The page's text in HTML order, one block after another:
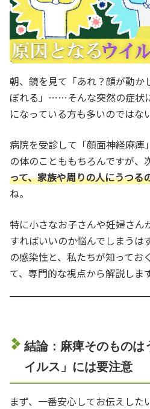
朝、鏡を見て「あれ？顔が動か
ぼれる」……そんな突然の症状
になっている方も多いのではな
病院を受診して「顔面神経麻痺
の体のことももちろんですが、
って、家族や周りの人にうつる
ね。
特に小さなお子さんや妊婦さん
すればいいのか悩んでしまうは
の感染性と、私たちが知ってお
て、専門的な視点から解説します
結論：麻痺そのものは
イルス」には要注意
まず、一番安心してお伝えした